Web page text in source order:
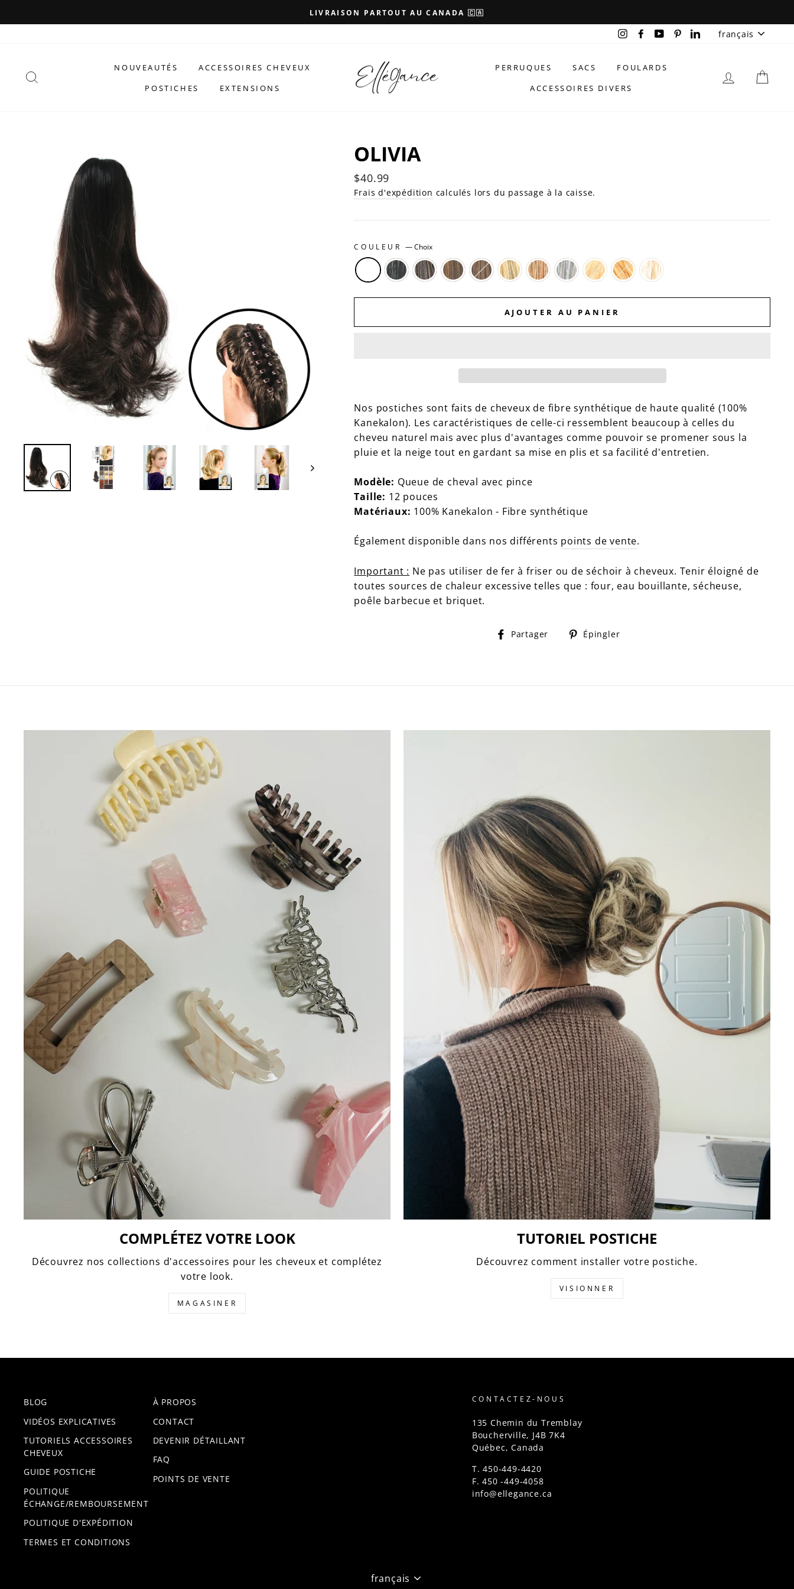
au
LIVRAISON PARTOUT AU CANADA 🇨🇦
InstagramFacebook
YouTubePinterestLinkedIn
français
NOUVEAUTÉS
ACCESSOIRES CHEVEUX
POSTICHES
EXTENSIONS
PERRUQUES SACS
FOULARDS
ACCESSOIRES DIVERS
SE
OLIVIA
Prix
régulier
$40.99
Frais d'expédition calculés lors du passage à la caisse.
COULEUR—Choix
AJOUTER AU PANIER
Nos postiches sont faits de cheveux de fibre synthétique de haute qualité (100%
Kanekalon). Les caractéristiques de celle-ci ressemblent beaucoup à celles du
cheveu naturel mais avec plus d'avantages comme pouvoir se promener sous la
pluie et la neige tout en gardant sa mise en plis et sa facilité d'entretien.
Modèle: Queue de cheval avec pince
Taille: 12 pouces
Matériaux: 100% Kanekalon - Fibre synthétique
Également disponible dans nos différents points de vente.
Important : Ne pas utiliser de fer à friser ou de séchoir à cheveux. Tenir éloigné de
toutes sources de chaleur excessive telles que : four, eau bouillante, sécheuse,
poêle barbecue et briquet.
Partager
PartagerÉpingler
COMPLÉTEZ VOTRE LOOK
Découvrez nos collections d'accessoires pour les cheveux et complétez
votre look.
MAGASINER
TUTORIEL POSTICHE
Découvrez comment installer votre postiche.
VISIONNER
BLOG
VIDÉOS EXPLICATIVES
TUTORIELS ACCESSOIRES
CHEVEUX
GUIDE POSTICHE
POLITIQUE
ÉCHANGE/REMBOURSEMENT
POLITIQUE D'EXPÉDITION
TERMES ET CONDITIONS
À PROPOS
CONTACT
DEVENIR DÉTAILLANT
FAQ
POINTS DE VENTE
CONTACTEZ-NOUS
135 Chemin du Tremblay
Boucherville, J4B 7K4
Québec, Canada
T. 450-449-4420
F. 450 -449-4058
info@ellegance.ca
LANGUE
français